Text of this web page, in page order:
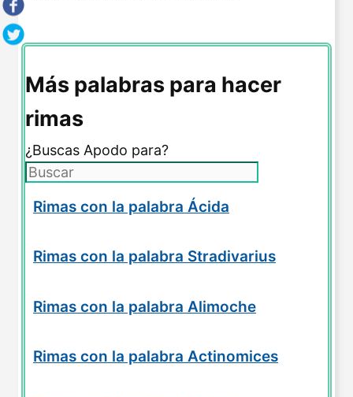
Más palabras para hacer
rimas
¿Buscas Apodo para?
Rimas con la palabra Ácida
Rimas con la palabra Stradivarius
Rimas con la palabra Alimoche
Rimas con la palabra Actinomices